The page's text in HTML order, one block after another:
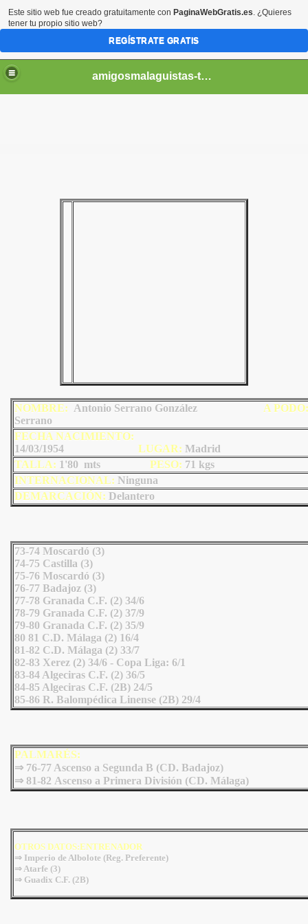
amigosmalaguistas-temporadas
NOMBRE: Antonio Serrano González A PODO:
Serrano
FECHA NACIMIENTO:
14/03/1954 LUGAR: Madrid
TALLA: 1'80 mts PESO: 71 kgs
INTERNACIONAL: Ninguna
DEMARCACIÓN: Delantero
73-74 Moscardó (3)
74-75 Castilla (3)
75-76 Moscardó (3)
76-77 Badajoz (3)
77-78 Granada C.F. (2) 34/6
78-79 Granada C.F. (2) 37/9
79-80 Granada C.F. (2) 35/9
80 81 C.D. Málaga (2) 16/4
81-82 C.D. Málaga (2) 33/7
82-83 Xerez (2) 34/6 - Copa Liga: 6/1
83-84 Algeciras C.F. (2) 36/5
84-85 Algeciras C.F. (2B) 24/5
85-86 R. Balompédica Linense (2B) 29/4
PALMARÉS:
⇒ 76-77 Ascenso a Segunda B (CD. Badajoz)
⇒ 81-82 Ascenso a Primera División (CD. Málaga)
OTROS DATOS:ENTRENADOR
⇒ Imperio de Albolote (Reg. Preferente)
⇒Atarfe (3)
⇒ Guadix C.F. (2B)
Este sitio web fue creado gratuitamente con PaginaWebGratis.es. ¿Quieres
tener tu propio sitio web?
REGÍSTRATE GRATIS